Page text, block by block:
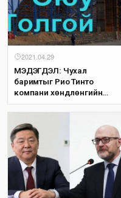
2021.04.29
МЭДЭГДЭЛ: Чухал
баримтыг Рио Тинто
компани хөндлөнгийн
шинжээчдэд гаргаж
өгөхөөс татгалзсаар байна